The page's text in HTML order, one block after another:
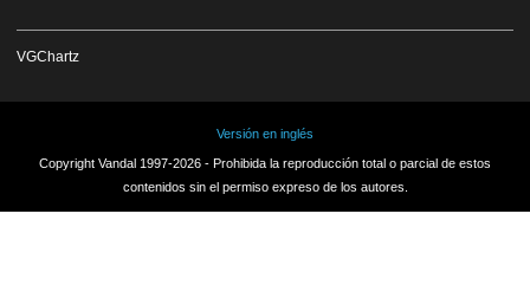
VGChartz
Versión en inglés
Copyright Vandal 1997-2026 - Prohibida la reproducción total o parcial de estos
contenidos sin el permiso expreso de los autores.